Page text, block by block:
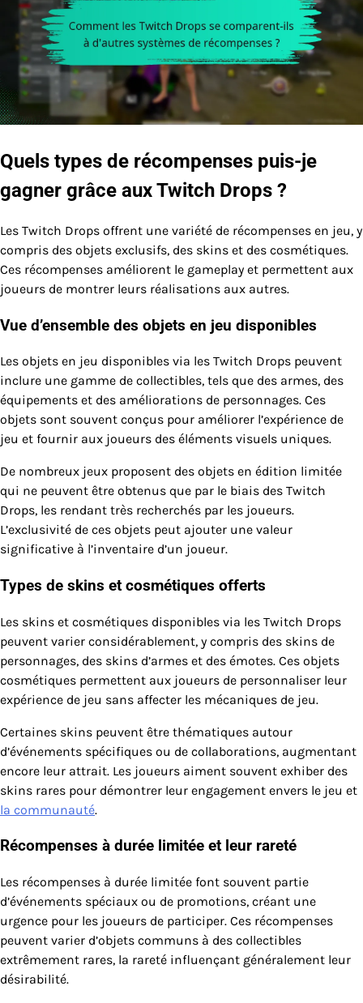
Quels types de récompenses puis-je
gagner grâce aux Twitch Drops ?
Les Twitch Drops offrent une variété de récompenses en jeu, y
compris des objets exclusifs, des skins et des cosmétiques.
Ces récompenses améliorent le gameplay et permettent aux
joueurs de montrer leurs réalisations aux autres.
Vue d’ensemble des objets en jeu disponibles
Les objets en jeu disponibles via les Twitch Drops peuvent
inclure une gamme de collectibles, tels que des armes, des
équipements et des améliorations de personnages. Ces
objets sont souvent conçus pour améliorer l’expérience de
jeu et fournir aux joueurs des éléments visuels uniques.
De nombreux jeux proposent des objets en édition limitée
qui ne peuvent être obtenus que par le biais des Twitch
Drops, les rendant très recherchés par les joueurs.
L’exclusivité de ces objets peut ajouter une valeur
significative à l’inventaire d’un joueur.
Types de skins et cosmétiques offerts
Les skins et cosmétiques disponibles via les Twitch Drops
peuvent varier considérablement, y compris des skins de
personnages, des skins d’armes et des émotes. Ces objets
cosmétiques permettent aux joueurs de personnaliser leur
expérience de jeu sans affecter les mécaniques de jeu.
Certaines skins peuvent être thématiques autour
d’événements spécifiques ou de collaborations, augmentant
encore leur attrait. Les joueurs aiment souvent exhiber des
skins rares pour démontrer leur engagement envers le jeu et
la communauté.
Récompenses à durée limitée et leur rareté
Les récompenses à durée limitée font souvent partie
d’événements spéciaux ou de promotions, créant une
urgence pour les joueurs de participer. Ces récompenses
peuvent varier d’objets communs à des collectibles
extrêmement rares, la rareté influençant généralement leur
désirabilité.